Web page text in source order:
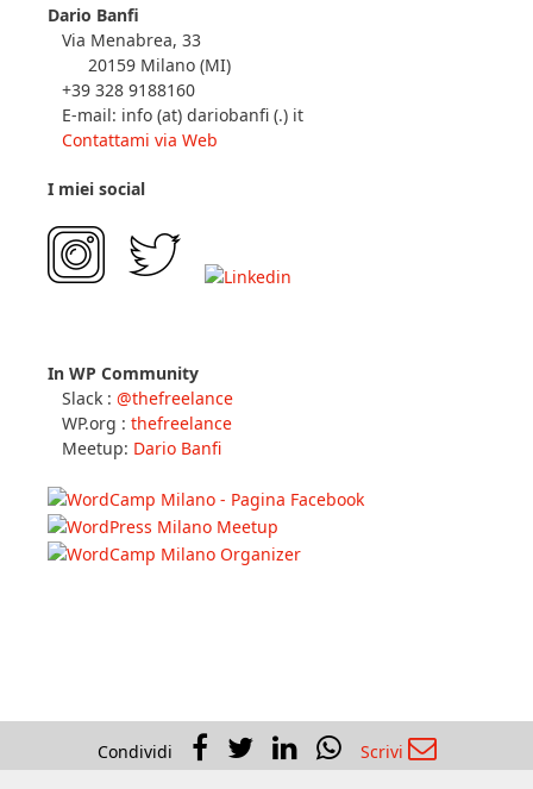
Dario Banfi
Via Menabrea, 33
20159 Milano (MI)
E-mail: info (at) dariobanfi (.) it
Contattami via Web
I miei social
In WP Community
WP.org :thefreelance
Meetup:Dario Banfi
Condividi Scrivi